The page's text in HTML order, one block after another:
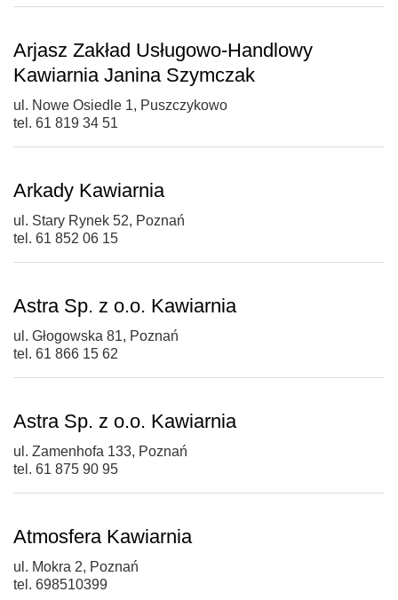
Arjasz Zakład Usługowo-Handlowy
Kawiarnia Janina Szymczak
ul. Nowe Osiedle 1, Puszczykowo
tel. 61 819 34 51
Arkady Kawiarnia
ul. Stary Rynek 52, Poznań
tel. 61 852 06 15
Astra Sp. z o.o. Kawiarnia
ul. Głogowska 81, Poznań
tel. 61 866 15 62
Astra Sp. z o.o. Kawiarnia
ul. Zamenhofa 133, Poznań
tel. 61 875 90 95
Atmosfera Kawiarnia
ul. Mokra 2, Poznań
tel. 698510399